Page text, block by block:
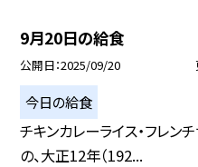
9月20日の給食
公開日 2025/09/20
今日の給食
チキンカレーライス・フレン
の、大正12年（192...